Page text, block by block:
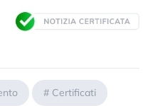
# Certificati